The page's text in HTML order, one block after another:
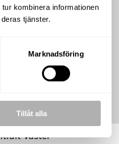
kombinera informationen
tjänster.
Marknadsföring
Tillåt alla
KOMMANDE
Väster